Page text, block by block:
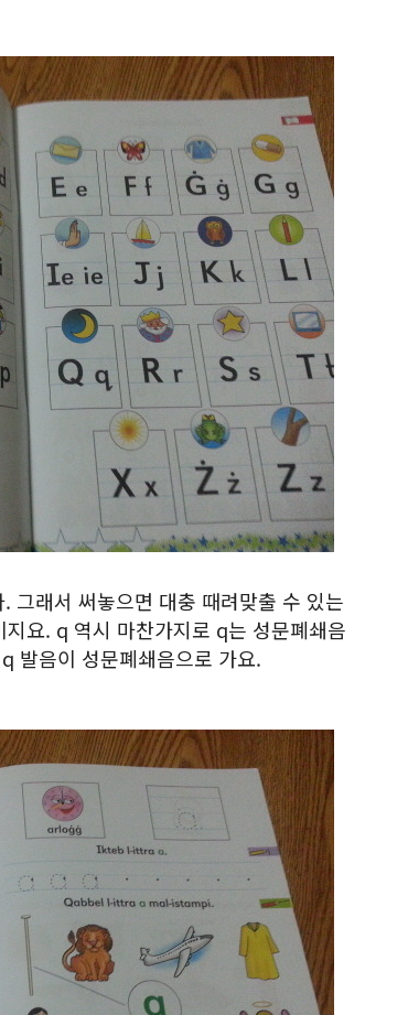
그래서 써놓으면 대충 때려맞출 수 있는
요. q 역시 마찬가지로 q는 성문폐쇄음
발음이 성문폐쇄음으로 가요.